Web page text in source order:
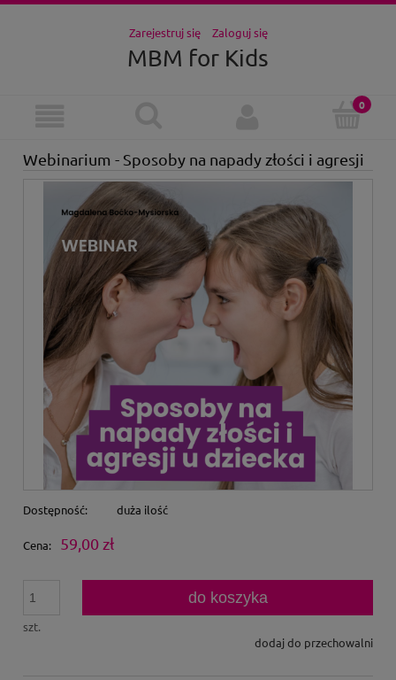
Zarejestruj się Zaloguj się
MBM for Kids
Webinarium - Sposoby na napady złości i agresji
Dostępność: duża ilość
Cena: 59,00 zł
szt.
do koszyka
dodaj do przechowalni